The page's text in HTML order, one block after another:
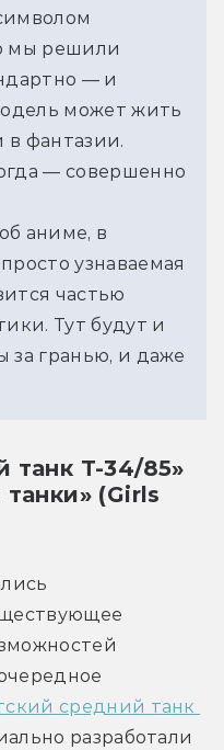
мы решили
— и
может жить
в фантазии.
— совершенно
аниме, в
узнаваемая
частью
Тут будут и
за гранью, и даже
танк Т-34/85»
(Girls
средний танк
разработали